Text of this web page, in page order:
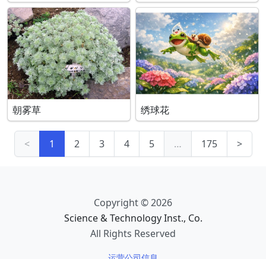
朝雾草 绣球花
< 1 2 3 4 5 … 175 >
Copyright © 2026
Science & Technology Inst., Co.
All Rights Reserved